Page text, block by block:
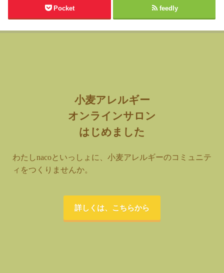
Pocket feedly
小麦アレルギー
オンラインサロン
はじめました
わたしnacoといっしょに、小麦アレルギーのコミュニテ
ィをつくりませんか。
詳しくは、こちらから